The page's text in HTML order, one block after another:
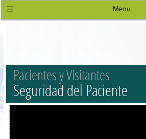
Menu
Pacientes y Visitantes
Seguridad del Paciente